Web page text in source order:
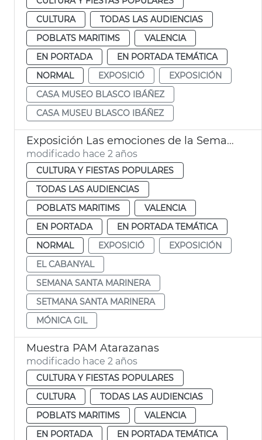
CULTURA
TODAS LAS AUDIENCIAS
POBLATS MARITIMS
VALENCIA
EN PORTADA
EN PORTADA TEMÁTICA
NORMAL
EXPOSICIÓ
EXPOSICIÓN
CASA MUSEO BLASCO IBÁÑEZ
CASA MUSEU BLASCO IBÁÑEZ
Exposición Las emociones de la Semana Santa Marinera
modificado hace 2 años
CULTURA Y FIESTAS POPULARES
TODAS LAS AUDIENCIAS
POBLATS MARITIMS
VALENCIA
EN PORTADA
EN PORTADA TEMÁTICA
NORMAL
EXPOSICIÓ
EXPOSICIÓN
EL CABANYAL
SEMANA SANTA MARINERA
SETMANA SANTA MARINERA
MÓNICA GIL
Muestra PAM Atarazanas
modificado hace 2 años
CULTURA Y FIESTAS POPULARES
CULTURA
TODAS LAS AUDIENCIAS
POBLATS MARITIMS
VALENCIA
EN PORTADA
EN PORTADA TEMÁTICA